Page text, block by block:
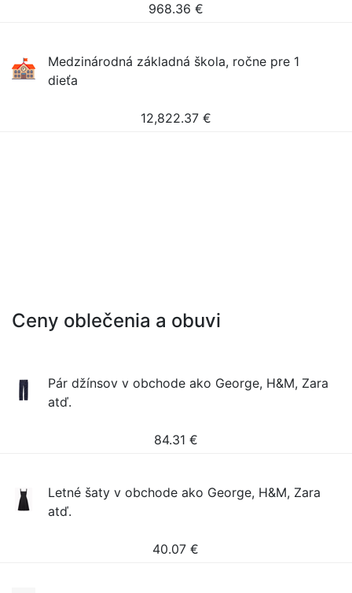
968.36 €
Medzinárodná základná škola, ročne pre 1
dieťa
12,822.37 €
Ceny oblečenia a obuvi
Pár džínsov v obchode ako George, H&M, Zara
atď.
84.31 €
Letné šaty v obchode ako George, H&M, Zara
atď.
40.07 €